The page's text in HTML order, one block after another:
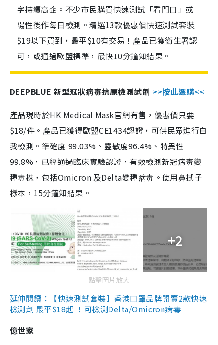
字持續高企。不少市民購買快速測試「看門口」或
陽性後作每日檢測。精選13款優惠價快速測試套裝
$19以下買到，最平$10有交易！產品已獲衛生署認
可，或通過歐盟標準，最快10分鐘知結果。
DEEPBLUE 新型冠狀病毒抗原檢測試劑 >>按此選購<<
產品現時於HK Medical Mask官網有售，優惠價只要
$18/件。產品已獲得歐盟CE1434認證，可供民眾進行自
我檢測。準確度 99.03%、靈敏度96.4%、特異性
99.8%，已經通過臨床實驗認證，有效檢測新冠病毒變
種毒株，包括Omicron 及Delta變種病毒。使用鼻拭子
樣本，15分鐘知結果。
+2
點擊圖片放大
延伸閱讀：【快速測試套裝】香港口罩品牌開賣2款快速
檢測劑 最平$18起 ！可檢測Delta/Omicron病毒
億世家